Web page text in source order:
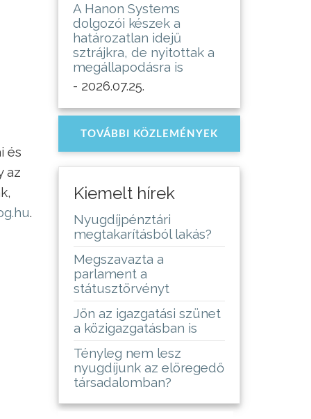
és
az
.
A Hanon Systems
dolgozói készek a
határozatlan idejű
sztrájkra, de nyitottak a
megállapodásra is
- 2026.07.25.
TOVÁBBI KÖZLEMÉNYEK
Kiemelt hírek
Nyugdíjpénztári
megtakarításból lakás?
Megszavazta a
parlament a
státusztörvényt
Jön az igazgatási szünet
a közigazgatásban is
Tényleg nem lesz
nyugdíjunk az elöregedő
társadalomban?